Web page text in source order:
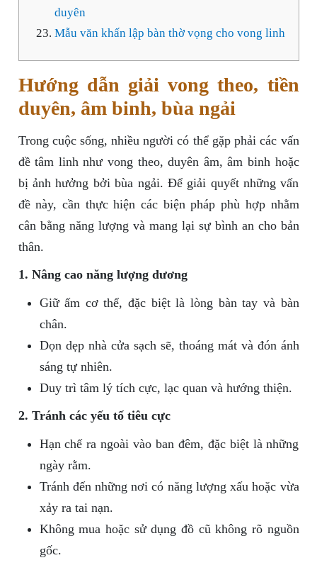
duyên
Mẫu văn khấn lập bàn thờ vọng cho vong linh
Hướng dẫn giải vong theo, tiền
duyên, âm binh, bùa ngải
Trong cuộc sống, nhiều người có thể gặp phải các vấn
đề tâm linh như vong theo, duyên âm, âm binh hoặc
bị ảnh hưởng bởi bùa ngải. Để giải quyết những vấn
đề này, cần thực hiện các biện pháp phù hợp nhằm
cân bằng năng lượng và mang lại sự bình an cho bản
thân.
1. Nâng cao năng lượng dương
Giữ ấm cơ thể, đặc biệt là lòng bàn tay và bàn
chân.
Dọn dẹp nhà cửa sạch sẽ, thoáng mát và đón ánh
sáng tự nhiên.
Duy trì tâm lý tích cực, lạc quan và hướng thiện.
2. Tránh các yếu tố tiêu cực
Hạn chế ra ngoài vào ban đêm, đặc biệt là những
ngày rằm.
Tránh đến những nơi có năng lượng xấu hoặc vừa
xảy ra tai nạn.
Không mua hoặc sử dụng đồ cũ không rõ nguồn
gốc.